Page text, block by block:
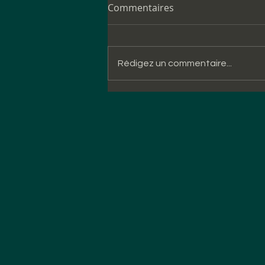
Commentaires
Rédigez un commentaire...